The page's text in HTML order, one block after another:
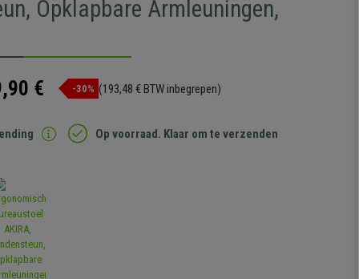
Opklapbare Armleuningen,
€ -30% (193,48 € BTW inbegrepen)
Op voorraad. Klaar om te verzenden